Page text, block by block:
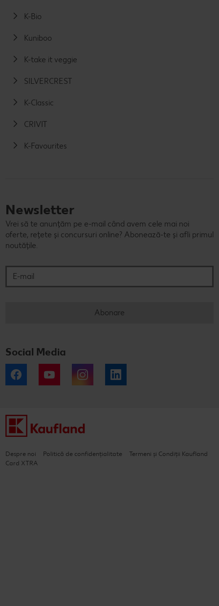
K-Bio
Kuniboo
K-take it veggie
SILVERCREST
K-Classic
CRIVIT
K-Favourites
Newsletter
Vrei să te anunțăm pe e-mail când avem cele mai noi
oferte, rețete și concursuri online? Abonează-te și afli primul
noutățile.
Abonare
Social Media
Facebook YouTube Instagram
Despre noi Politică de confidențialitate
Termeni și Condiții Kaufland
Card XTRA